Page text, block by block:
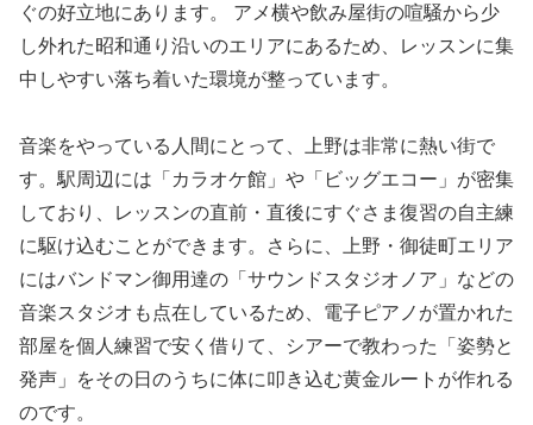
ぐの好立地にあります。 アメ横や飲み屋街の喧騒から少
し外れた昭和通り沿いのエリアにあるため、レッスンに集
中しやすい落ち着いた環境が整っています。
音楽をやっている人間にとって、上野は非常に熱い街で
す。駅周辺には「カラオケ館」や「ビッグエコー」が密集
しており、レッスンの直前・直後にすぐさま復習の自主練
に駆け込むことができます。さらに、上野・御徒町エリア
にはバンドマン御用達の「サウンドスタジオノア」などの
音楽スタジオも点在しているため、電子ピアノが置かれた
部屋を個人練習で安く借りて、シアーで教わった「姿勢と
発声」をその日のうちに体に叩き込む黄金ルートが作れる
のです。